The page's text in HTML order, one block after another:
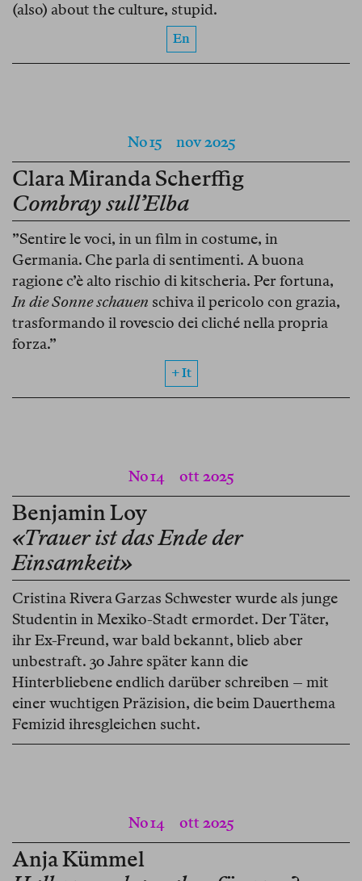
(also) about the culture, stupid.
En
No 15nov 2025
Clara Miranda Scherffig
Combray sull’Elba
”Sentire le voci, in un film in costume, in
Germania. Che parla di sentimenti. A buona
ragione c’è alto rischio di kitscheria. Per fortuna,
In die Sonne schauen schiva il pericolo con grazia,
trasformando il rovescio dei cliché nella propria
forza.”
+ It
No 14 ott 2025
Benjamin Loy
«Trauer ist das Ende der
Einsamkeit»
Cristina Rivera Garzas Schwester wurde als junge
Studentin in Mexiko-Stadt ermordet. Der Täter,
ihr Ex-Freund, war bald bekannt, blieb aber
unbestraft. 30 Jahre später kann die
Hinterbliebene endlich darüber schreiben – mit
einer wuchtigen Präzision, die beim Dauerthema
Femizid ihresgleichen sucht.
No 14 ott 2025
Anja Kümmel